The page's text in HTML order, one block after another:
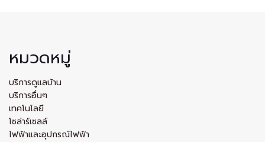
หมวดหมู่
บริการดูแลบ้าน
บริการอื่นๆ
เทคโนโลยี
โซล่าร์เซลล์
ไฟฟ้าและอุปกรณ์ไฟฟ้า